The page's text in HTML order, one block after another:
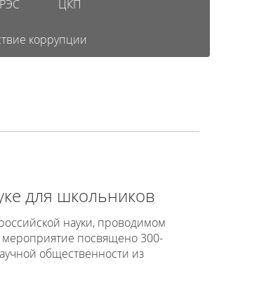
ЦКП
коррупции
для школьников
науки, проводимом
посвящено 300-
общественности из